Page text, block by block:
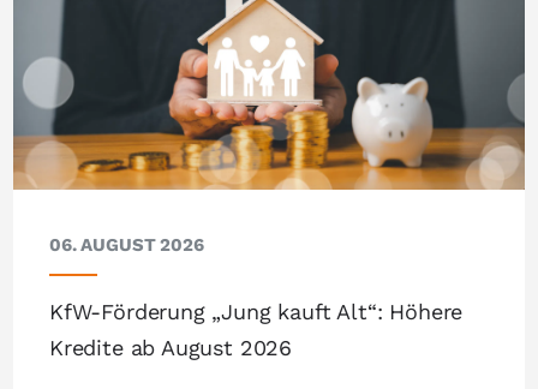
06. AUGUST 2026
KfW-Förderung „Jung kauft Alt“: Höhere
Kredite ab August 2026